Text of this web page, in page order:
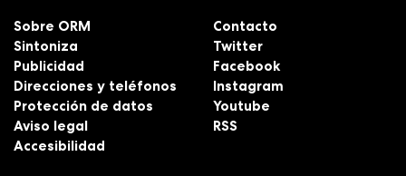
Sobre ORM
Sintoniza
Publicidad
Direcciones y teléfonos
Protección de datos
Aviso legal
Accesibilidad
Contacto
Twitter
Facebook
Instagram
Youtube
RSS